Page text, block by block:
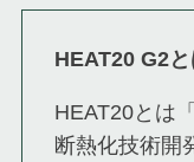
HEAT20 G2と
HEAT20とは
断熱化技術開